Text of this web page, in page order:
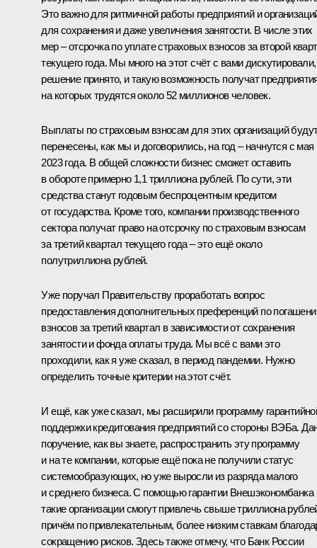
Это важно для ритмичной работы предприятий и
для сохранения и даже увеличения занятости. В числе этих
мер – отсрочка по уплате страховых взносов за второй
текущего года. Мы много на этот счёт с вами дискутировали,
решение принято, и такую возможность получат
на которых трудятся около 52 миллионов человек.
Выплаты по страховым взносам для этих организаций
перенесены, как мы и договорились, на год – начнутся с мая
2023 года. В общей сложности бизнес сможет оставить
в обороте примерно 1,1 триллиона рублей. По сути, эти
средства станут годовым беспроцентным кредитом
от государства. Кроме того, компании производственного
сектора получат право на отсрочку по страховым взносам
за третий квартал текущего года – это ещё около
полутриллиона рублей.
Уже поручал Правительству проработать вопрос
предоставления дополнительных преференций по
взносов за третий квартал в зависимости от сохранения
занятости и фонда оплаты труда. Мы всё с вами это
проходили, как я уже сказал, в период пандемии. Нужно
определить точные критерии на этот счёт.
И ещё, как уже сказал, мы расширили программу
поддержки кредитования предприятий со стороны ВЭБа.
поручение, как вы знаете, распространить эту программу
и на те компании, которые ещё пока не получили статус
системообразующих, но уже выросли из разряда малого
и среднего бизнеса. С помощью гарантии Внешэкономбанка
такие организации смогут привлечь свыше триллиона
причём по привлекательным, более низким ставкам
сокращению рисков. Здесь также отмечу, что Банк России